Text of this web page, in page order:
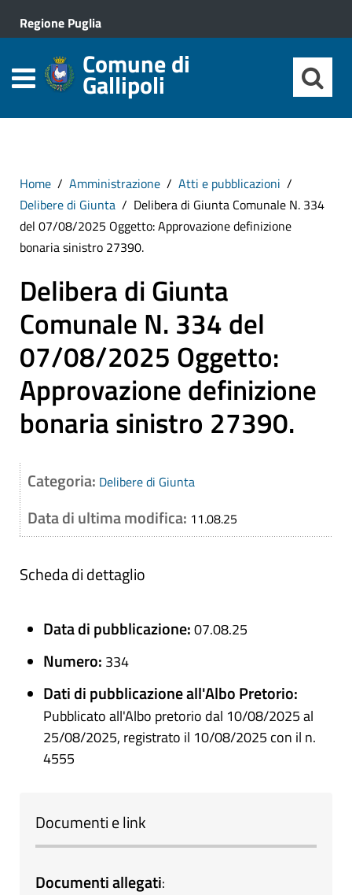
Regione Puglia
Comune di
Gallipoli
Home Amministrazione
Atti e pubblicazioni
Delibere di Giunta
Delibera di Giunta Comunale N. 334
del 07/08/2025 Oggetto: Approvazione definizione
bonaria sinistro 27390.
Delibera di Giunta
Comunale N. 334 del
07/08/2025 Oggetto:
Approvazione definizione
bonaria sinistro 27390.
Categoria: Delibere di Giunta
Data di ultima modifica: 11.08.25
Scheda di dettaglio
Data di pubblicazione:07.08.25
Numero: 334
Dati di pubblicazione all'Albo Pretorio:
Pubblicato all'Albo pretorio dal 10/08/2025 al
25/08/2025, registrato il 10/08/2025 con il n.
4555
Documenti e link
Documenti allegati: